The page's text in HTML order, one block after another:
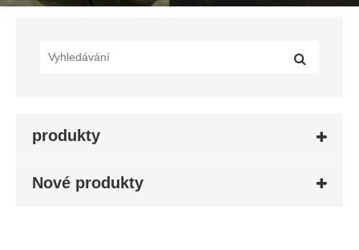
produkty
Nové produkty